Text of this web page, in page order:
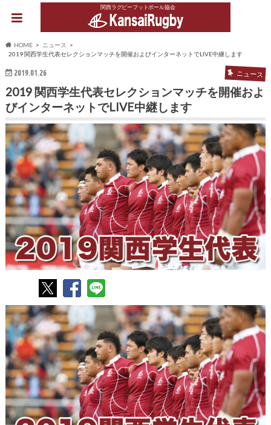
関西ラグビーフットボール協会
HOME
ニュース
2019 関西学生代表セレクションマッチを開催およびインターネットでLIVE中継します
2019.01.26 ニュース
2019 関西学生代表セレクションマッチを開催およ
びインターネットでLIVE中継します